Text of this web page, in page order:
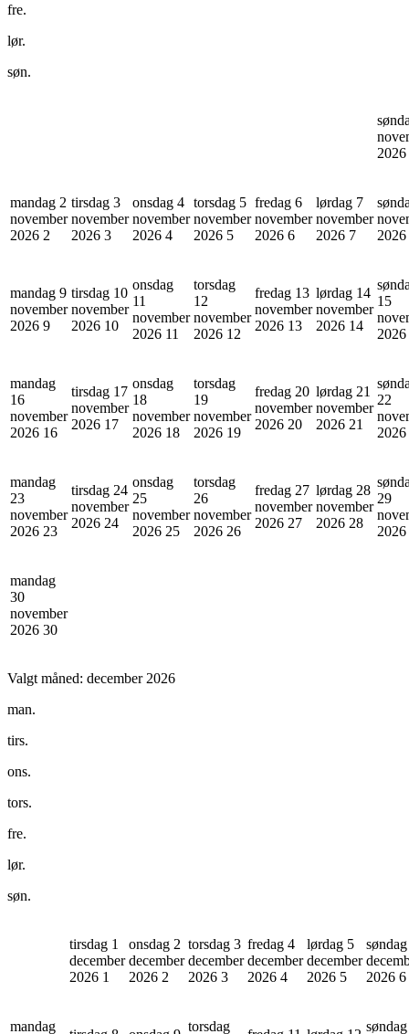
fre.
lør.
søn.
2026
mandag 2
november
2026 2
tirsdag 3
november
2026 3
onsdag 4
november
2026 4
torsdag 5
november
2026 5
fredag 6
november
2026 6
lørdag 7
november
2026 7
2026
mandag 9
november
2026 9
tirsdag 10
november
2026 10
onsdag
11
november
2026 11
torsdag
12
november
2026 12
fredag 13
november
2026 13
lørdag 14
november
2026 14
15
2026
mandag
16
november
2026 16
tirsdag 17
november
2026 17
onsdag
18
november
2026 18
torsdag
19
november
2026 19
fredag 20
november
2026 20
lørdag 21
november
2026 21
22
2026
mandag
23
november
2026 23
tirsdag 24
november
2026 24
onsdag
25
november
2026 25
torsdag
26
november
2026 26
fredag 27
november
2026 27
lørdag 28
november
2026 28
29
2026
mandag
30
november
2026 30
Valgt måned: december 2026
man.
tirs.
ons.
tors.
fre.
lør.
søn.
tirsdag 1
december
2026 1
onsdag 2
december
2026 2
torsdag 3
december
2026 3
fredag 4
december
2026 4
lørdag 5
december
2026 5
2026 6
mandag torsdag søndag